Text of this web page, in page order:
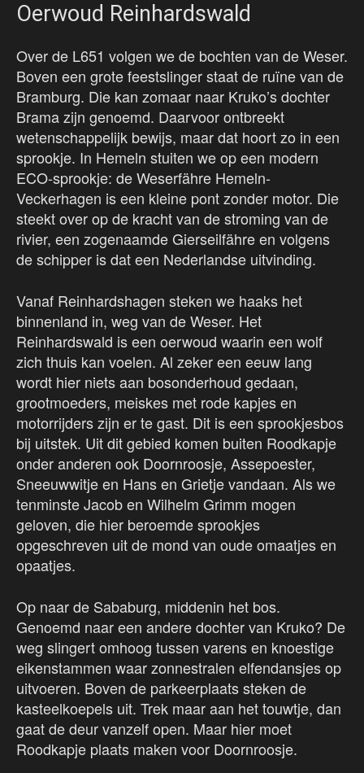
Oerwoud Reinhardswald
Over de L651 volgen we de bochten van de Weser.
Boven een grote feestslinger staat de ruïne van de
Bramburg. Die kan zomaar naar Kruko’s dochter
Brama zijn genoemd. Daarvoor ontbreekt
wetenschappelijk bewijs, maar dat hoort zo in een
sprookje. In Hemeln stuiten we op een modern
ECO-sprookje: de Weserfähre Hemeln-
Veckerhagen is een kleine pont zonder motor. Die
steekt over op de kracht van de stroming van de
rivier, een zogenaamde Gierseilfähre en volgens
de schipper is dat een Nederlandse uitvinding.
Vanaf Reinhardshagen steken we haaks het
binnenland in, weg van de Weser. Het
Reinhardswald is een oerwoud waarin een wolf
zich thuis kan voelen. Al zeker een eeuw lang
wordt hier niets aan bosonderhoud gedaan,
grootmoeders, meiskes met rode kapjes en
motorrijders zijn er te gast. Dit is een sprookjesbos
bij uitstek. Uit dit gebied komen buiten Roodkapje
onder anderen ook Doornroosje, Assepoester,
Sneeuwwitje en Hans en Grietje vandaan. Als we
tenminste Jacob en Wilhelm Grimm mogen
geloven, die hier beroemde sprookjes
opgeschreven uit de mond van oude omaatjes en
opaatjes.
Op naar de Sababurg, middenin het bos.
Genoemd naar een andere dochter van Kruko? De
weg slingert omhoog tussen varens en knoestige
eikenstammen waar zonnestralen elfendansjes op
uitvoeren. Boven de parkeerplaats steken de
kasteelkoepels uit. Trek maar aan het touwtje, dan
gaat de deur vanzelf open. Maar hier moet
Roodkapje plaats maken voor Doornroosje.